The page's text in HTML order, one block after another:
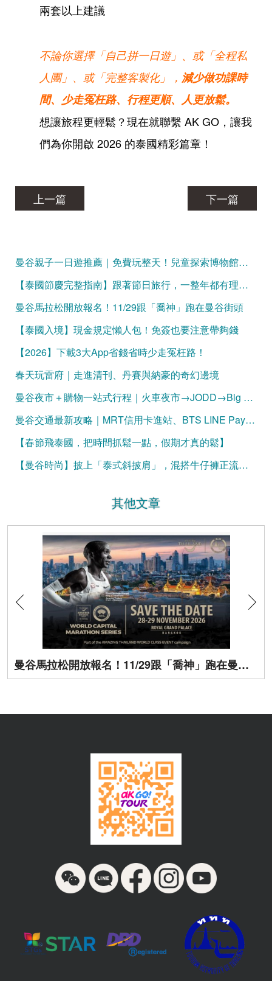
兩套以上建議
不論你選擇「自己拼一日遊」、或「全程私
人團」、或「完整客製化」， 減少做功課時
間、 少走冤枉路、行程更順、人更放鬆。
想讓旅程更輕鬆？現在就聯繫 AK GO，讓我
們為你開啟 2026 的泰國精彩篇章！
上一篇 下一篇
曼谷親子一日遊推薦｜免費玩整天！兒童探索博物館、Mixt Mall、火車公園、恰圖恰夜市，一條動線玩遍曼谷親子景點
【泰國節慶完整指南】跟著節日旅行，一整年都有理由出發！
曼谷馬拉松開放報名！11/29跟「喬神」跑在曼谷街頭
【泰國入境】現金規定懶人包！免簽也要注意帶夠錢
【2026】下載3大App省錢省時少走冤枉路！
春天玩雷府｜走進清刊、丹賽與納豪的奇幻邊境
曼谷夜市＋購物一站式行程｜火車夜市→JODD→Big C 完整攻略
曼谷交通最新攻略｜MRT信用卡進站、BTS LINE Pay購票一次看懂（2026更新）
【春節飛泰國，把時間抓鬆一點，假期才真的鬆】
【曼谷時尚】披上「泰式斜披肩」，混搭牛仔褲正流行！
其他文章
曼谷馬拉松開放報名！11/29跟「喬神」跑在曼谷街頭